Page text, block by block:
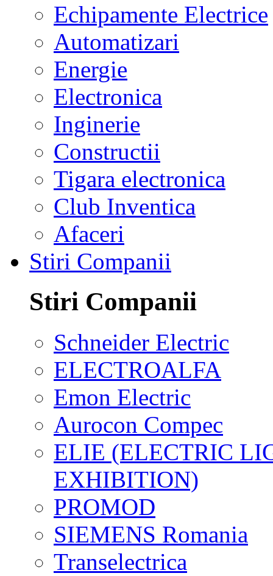
Echipamente Electrice
Automatizari
Energie
Electronica
Inginerie
Constructii
Tigara electronica
Club Inventica
Afaceri
Stiri Companii
Stiri Companii
Schneider Electric
ELECTROALFA
Emon Electric
Aurocon Compec
ELIE (ELECTRIC
EXHIBITION)
PROMOD
SIEMENS Romania
Transelectrica